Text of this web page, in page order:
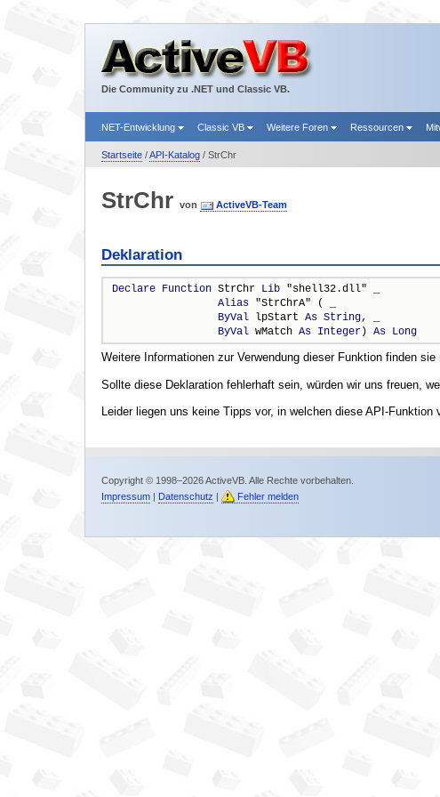
Die Community zu .NET und Classic VB.
.NET-Entwicklung Classic VB Weitere Foren Ressourcen
Startseite/API-Katalog/ StrChr
StrChr von ActiveVB-Team
Deklaration
Declare Function StrChr Lib "shell32.dll" _
Alias "StrChrA" ( _
ByVal lpStart As String, _
ByVal wMatch As Integer) As Long
Weitere Informationen zur Verwendung dieser Funktion finden sie
Sollte diese Deklaration fehlerhaft sein, würden wir uns freuen,
Leider liegen uns keine Tipps vor, in welchen diese API-Funktion
Copyright © 1998–2026 ActiveVB. Alle Rechte vorbehalten.
Impressum| Datenschutz Fehler melden